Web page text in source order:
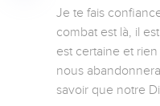
Je te fais
combat est là, il
est certaine et
nous
savoir que notre